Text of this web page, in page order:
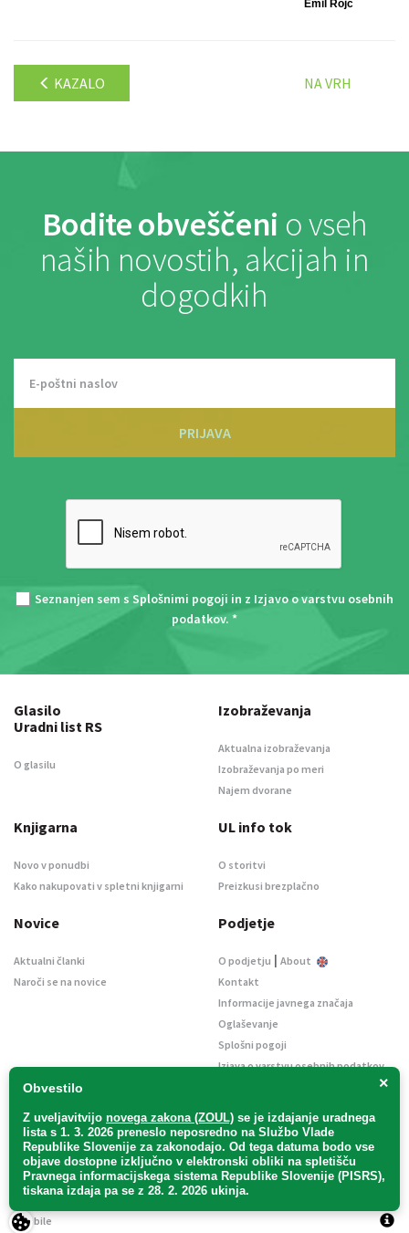
Emil Rojc
KAZALO NA VRH
Bodite obveščeni o vseh
naših novostih, akcijah in
dogodkih
PRIJAVA
Seznanjen sem s Splošnimi pogoji in z Izjavo o varstvu osebnih
podatkov. *
×
Obvestilo
Z uveljavitvijo novega zakona (ZOUL) se je izdajanje uradnega
lista s 1. 3. 2026 preneslo neposredno na Službo Vlade
Republike Slovenije za zakonodajo. Od tega datuma bodo vse
objave dostopne izključno v elektronski obliki na spletišču
Pravnega informacijskega sistema Republike Slovenije (PISRS),
tiskana izdaja pa se z 28. 2. 2026 ukinja.
Glasilo
Uradni list RS
O glasilu
Izobraževanja
Aktualna izobraževanja
Izobraževanja po meri
Najem dvorane
Knjigarna
Novo v ponudbi
Kako nakupovati v spletni knjigarni
UL info tok
O storitvi
Preizkusi brezplačno
Novice
Aktualni članki
Naroči se na novice
Podjetje
O podjetju | About
Kontakt
Informacije javnega značaja
Oglaševanje
Splošni pogoji
Izjava o varstvu osebnih podatkov
Uradni list d. o. o. – v likvidaciji / Vse pravice pridržane.
2Mobile